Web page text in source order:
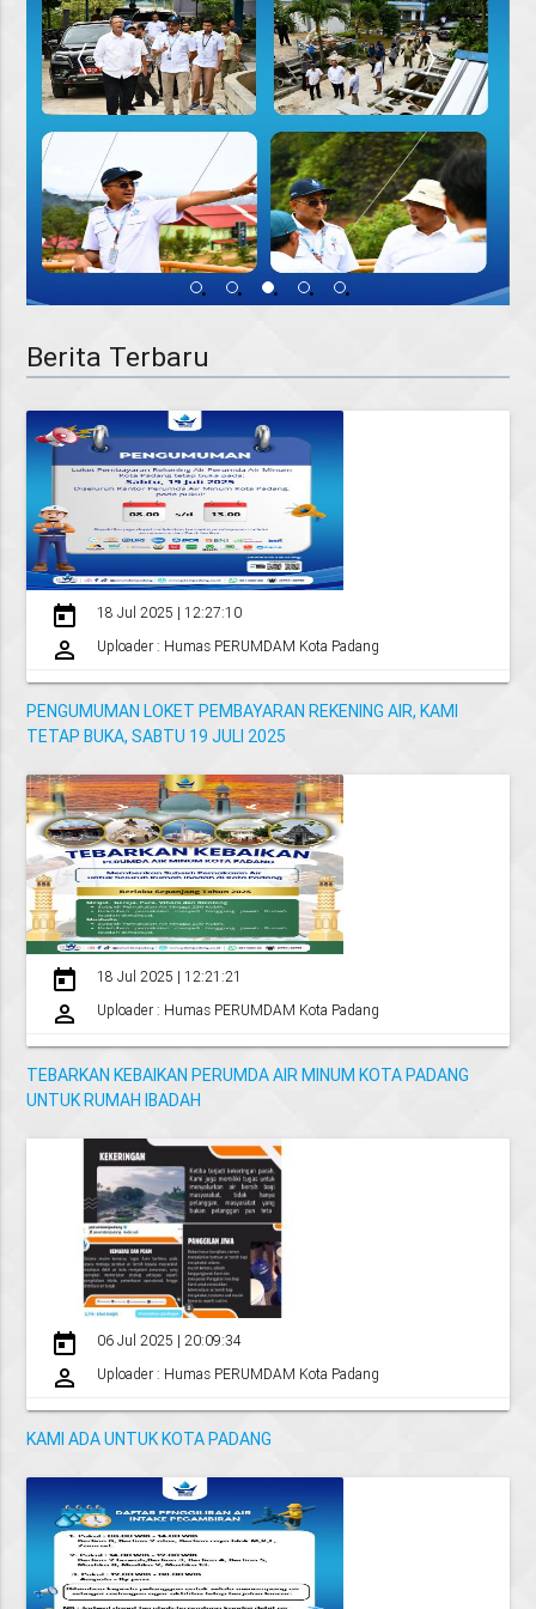
〈 〉
• • • • •
Berita Terbaru
today 18 Jul 2025 | 12:27:10
perm_identity Uploader : Humas PERUMDAM Kota Padang
PENGUMUMAN LOKET PEMBAYARAN REKENING AIR, KAMI
TETAP BUKA, SABTU 19 JULI 2025
today 18 Jul 2025 | 12:21:21
perm_identity Uploader : Humas PERUMDAM Kota Padang
TEBARKAN KEBAIKAN PERUMDA AIR MINUM KOTA PADANG
UNTUK RUMAH IBADAH
today 06 Jul 2025 | 20:09:34
perm_identity Uploader : Humas PERUMDAM Kota Padang
KAMI ADA UNTUK KOTA PADANG